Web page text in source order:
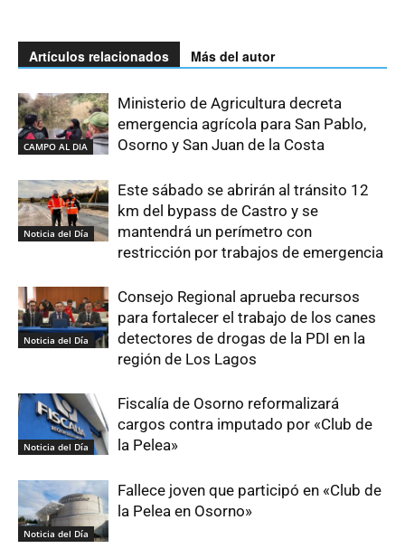
Artículos relacionados Más del autor
CAMPO AL DIA
Ministerio de Agricultura decreta
emergencia agrícola para San Pablo,
Osorno y San Juan de la Costa
Noticia del Día
Este sábado se abrirán al tránsito 12
km del bypass de Castro y se
mantendrá un perímetro con
restricción por trabajos de emergencia
Noticia del Día
Consejo Regional aprueba recursos
para fortalecer el trabajo de los canes
detectores de drogas de la PDI en la
región de Los Lagos
Noticia del Día
Fiscalía de Osorno reformalizará
cargos contra imputado por «Club de
la Pelea»
Noticia del Día
Fallece joven que participó en «Club de
la Pelea en Osorno»